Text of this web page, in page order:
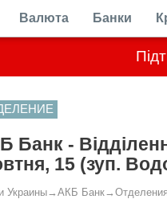
Валюта Банки
Банк -
15 (зуп.
Украины→ АКБ Банк→